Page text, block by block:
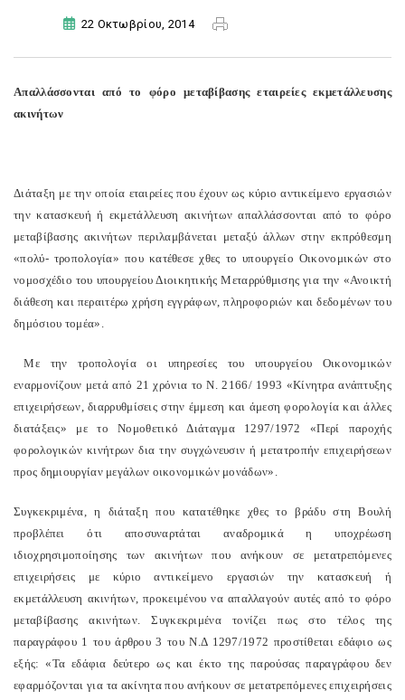
22 Οκτωβρίου, 2014
Απαλλάσσονται από το φόρο μεταβίβασης εταιρείες εκμετάλλευσης
ακινήτων
Διάταξη με την οποία εταιρείες που έχουν ως κύριο αντικείμενο εργασιών
την κατασκευή ή εκμετάλλευση ακινήτων απαλλάσσονται από το φόρο
μεταβίβασης ακινήτων περιλαμβάνεται μεταξύ άλλων στην εκπρόθεσμη
«πολύ- τροπολογία» που κατέθεσε χθες το υπουργείο Οικονομικών στο
νομοσχέδιο του υπουργείου Διοικητικής Μεταρρύθμισης για την «Ανοικτή
διάθεση και περαιτέρω χρήση εγγράφων, πληροφοριών και δεδομένων του
δημόσιου τομέα».
Με την τροπολογία οι υπηρεσίες του υπουργείου Οικονομικών
εναρμονίζουν μετά από 21 χρόνια το Ν. 2166/ 1993 «Κίνητρα ανάπτυξης
επιχειρήσεων, διαρρυθμίσεις στην έμμεση και άμεση φορολογία και άλλες
διατάξεις» με το Νομοθετικό Διάταγμα 1297/1972 «Περί παροχής
φορολογικών κινήτρων δια την συγχώνευσιν ή μετατροπήν επιχειρήσεων
προς δημιουργίαν μεγάλων οικονομικών μονάδων».
Συγκεκριμένα, η διάταξη που κατατέθηκε χθες το βράδυ στη Βουλή
προβλέπει ότι αποσυναρτάται αναδρομικά η υποχρέωση
ιδιοχρησιμοποίησης των ακινήτων που ανήκουν σε μετατρεπόμενες
επιχειρήσεις με κύριο αντικείμενο εργασιών την κατασκευή ή
εκμετάλλευση ακινήτων, προκειμένου να απαλλαγούν αυτές από το φόρο
μεταβίβασης ακινήτων. Συγκεκριμένα τονίζει πως στο τέλος της
παραγράφου 1 του άρθρου 3 του Ν.Δ 1297/1972 προστίθεται εδάφιο ως
εξής: «Τα εδάφια δεύτερο ως και έκτο της παρούσας παραγράφου δεν
εφαρμόζονται για τα ακίνητα που ανήκουν σε μετατρεπόμενες επιχειρήσεις